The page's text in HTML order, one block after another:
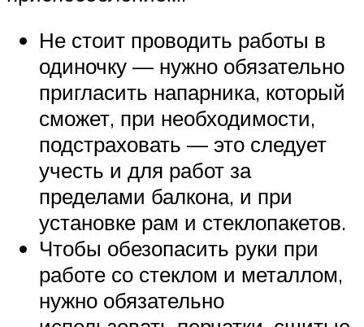
Не стоит проводить работы в
одиночку — нужно обязательно
пригласить напарника, который
сможет, при необходимости,
подстраховать — это следует
учесть и для работ за
пределами балкона, и при
установке рам и стеклопакетов.
Чтобы обезопасить руки при
работе со стеклом и металлом,
нужно обязательно